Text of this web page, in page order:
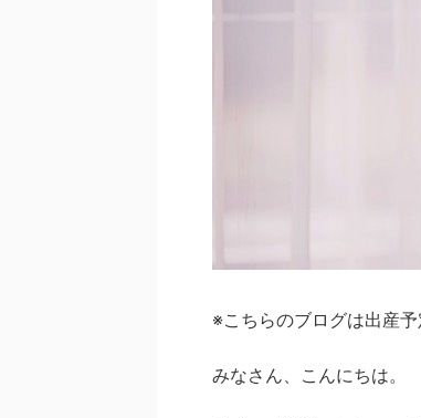
※こちらのブログは出産
みなさん、こんにちは。